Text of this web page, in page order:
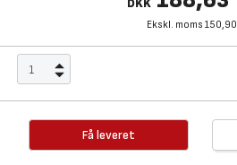
DKK
Ekskl. moms 150,90
Få leveret